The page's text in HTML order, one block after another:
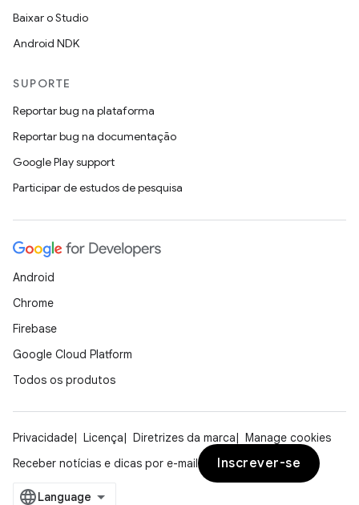
Baixar o Studio
Android NDK
SUPORTE
Reportar bug na plataforma
Reportar bug na documentação
Google Play support
Participar de estudos de pesquisa
Android
Chrome
Firebase
Google Cloud Platform
Todos os produtos
Privacidade Licença Diretrizes da marca
Manage cookies
Receber notícias e dicas por e-mail
Inscrever-se